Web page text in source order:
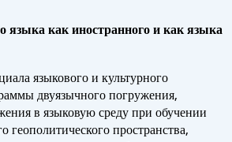
языка как иностранного и как языка
языкового и культурного
двуязычного погружения,
в языковую среду при обучении
геополитического пространства,